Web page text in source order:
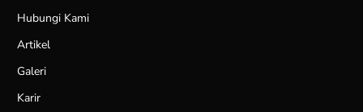
Hubungi Kami
Artikel
Galeri
Karir